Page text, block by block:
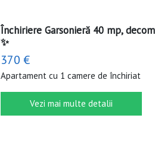
Închiriere Garsonieră 40 mp,
✨
370 €
Apartament cu 1 camere de închiriat
Vezi mai multe detalii